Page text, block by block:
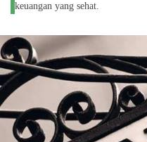
keuangan yang sehat.